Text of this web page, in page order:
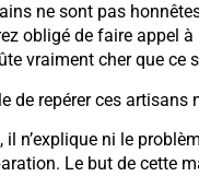
ne sont pas
obligé de faire appel
vraiment cher que ce
de repérer ces
il n’explique ni le
Le but de cette